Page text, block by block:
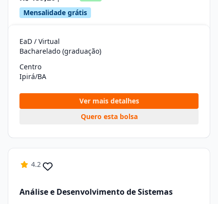
Mensalidade grátis
EaD / Virtual
Bacharelado (graduação)
Centro
Ipirá/BA
Ver mais detalhes
Quero esta bolsa
4.2
Análise e Desenvolvimento de Sistemas